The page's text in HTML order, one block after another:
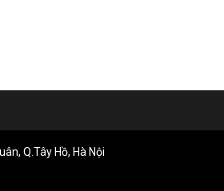
Q.Tây Hồ, Hà Nội